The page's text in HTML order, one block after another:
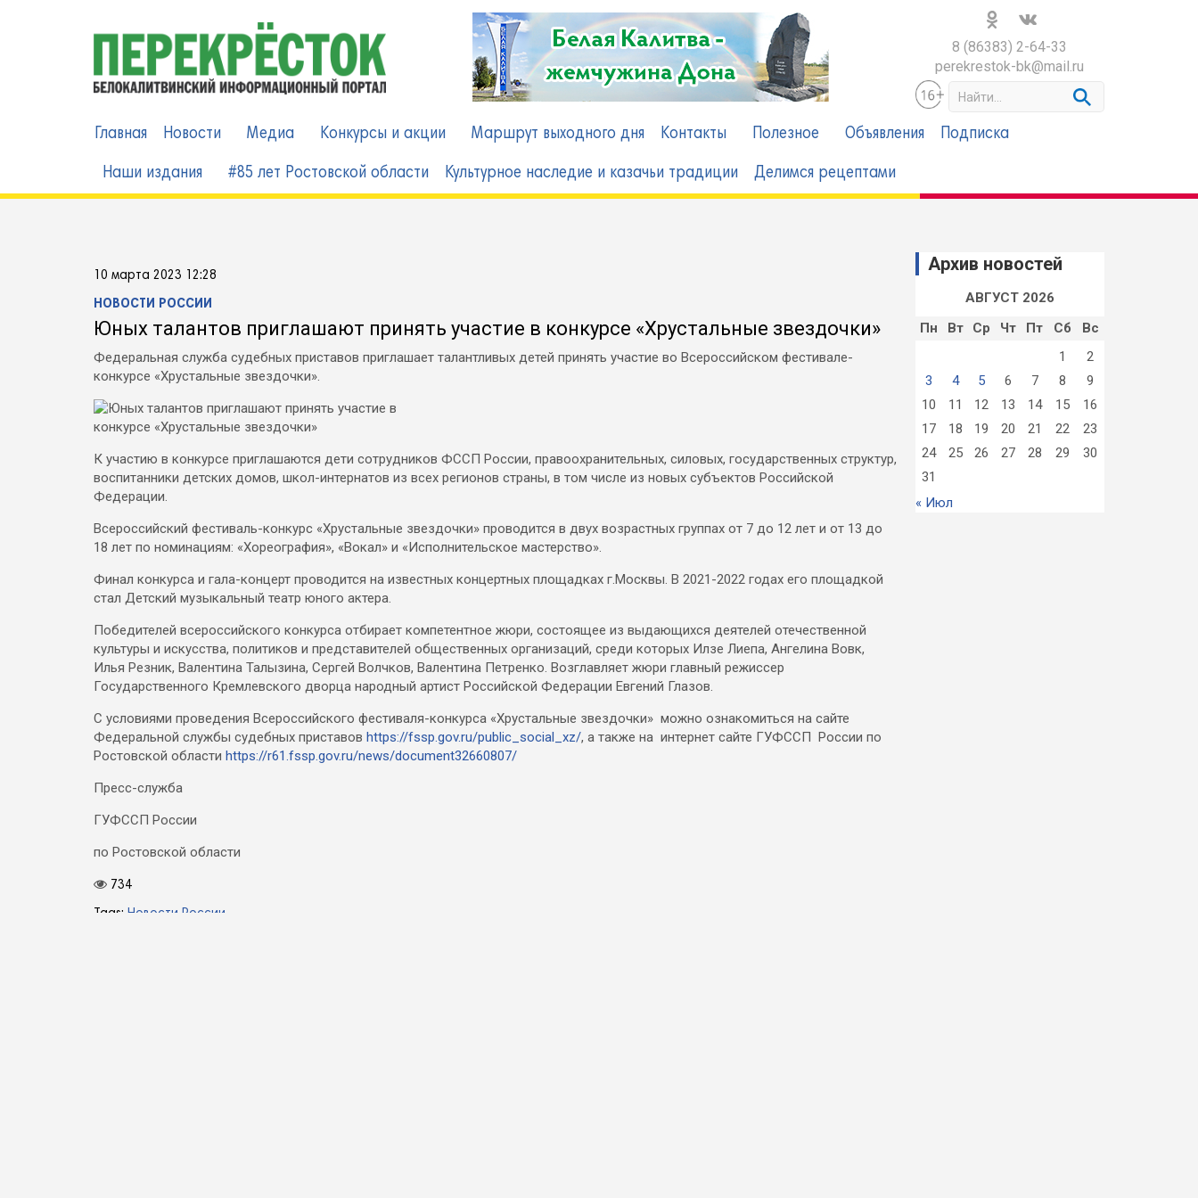
8 (86383) 2-64-33
perekrestok-bk@mail.ru
a
Главная Новости Медиа Конкурсы и акции Маршрут выходного дня Контакты Полезное Объявления Подписка
Наши издания #85 лет Ростовской области Культурное наследие и казачьи традиции Делимся рецептами
10 марта 2023 12:28
НОВОСТИ РОССИИ
Юных талантов приглашают принять участие в конкурсе «Хрустальные звездочки»
Федеральная служба судебных приставов приглашает талантливых детей принять участие во Всероссийском фестивале-
конкурсе «Хрустальные звездочки».
К участию в конкурсе приглашаются дети сотрудников ФССП России, правоохранительных, силовых, государственных структур,
воспитанники детских домов, школ-интернатов из всех регионов страны, в том числе из новых субъектов Российской
Федерации.
Всероссийский фестиваль-конкурс «Хрустальные звездочки» проводится в двух возрастных группах от 7 до 12 лет и от 13 до
18 лет по номинациям: «Хореография», «Вокал» и «Исполнительское мастерство».
Финал конкурса и гала-концерт проводится на известных концертных площадках г.Москвы. В 2021-2022 годах его площадкой
стал Детский музыкальный театр юного актера.
Победителей всероссийского конкурса отбирает компетентное жюри, состоящее из выдающихся деятелей отечественной
культуры и искусства, политиков и представителей общественных организаций, среди которых Илзе Лиепа, Ангелина Вовк,
Илья Резник, Валентина Талызина, Сергей Волчков, Валентина Петренко. Возглавляет жюри главный режиссер
Государственного Кремлевского дворца народный артист Российской Федерации Евгений Глазов.
С условиями проведения Всероссийского фестиваля-конкурса «Хрустальные звездочки» можно ознакомиться на сайте
Федеральной службы судебных приставов https://fssp.gov.ru/public_social_xz/, а также на интернет сайте ГУФССП России по
Ростовской области https://r61.fssp.gov.ru/news/document32660807/
Пресс-служба
ГУФССП России
по Ростовской области
734
Tags: Новости России
Архив новостей
АВГУСТ 2026
Пн
Вт Ср Чт Пт Сб
Вс
1
2
3
4 5 6 7 8
9
10
11 12 13 14 15
16
17
18 19 20 21 22
23
24
25 26 27 28 29
30
31
« Июл